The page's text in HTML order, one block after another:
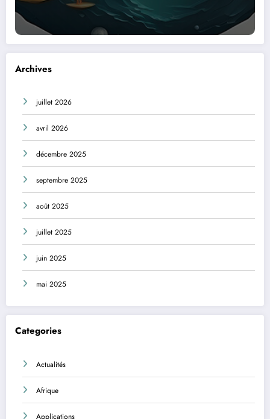
Archives
juillet 2026
avril 2026
décembre 2025
septembre 2025
août 2025
juillet 2025
juin 2025
mai 2025
Categories
Actualités
Afrique
Applications